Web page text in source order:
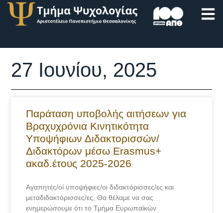
27 Ιουνίου, 2025
Παράταση υποβολής αιτήσεων για
Βραχυχρόνια Κινητικότητα
Υποψήφιων Διδακτορισσών/
Διδακτόρων μέσω Erasmus+
ακαδ.έτους 2025-2026
Αγαπητές/οί υποψήφιες/οι διδακτόρισσες/ες και
μεταδιδακτόρισσες/ες, Θα θέλαμε να σας
ενημερώσουμε ότι το Τμήμα Ευρωπαϊκών